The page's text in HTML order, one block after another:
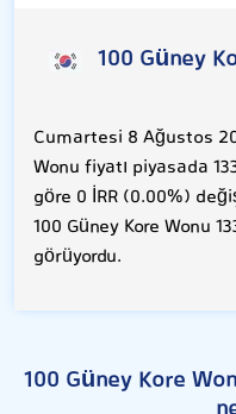
100 Güney
Cumartesi 8 Ağustos
Wonu fiyatı piyasada
göre 0 İRR (0.00%)
100 Güney Kore Wonu
görüyordu.
100 Güney Kore